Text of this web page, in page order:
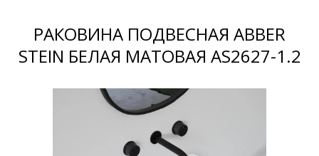
Мебель для ванных комнат
Кухонные мойки
РАКОВИНА ПОДВЕСНАЯ ABBER
STEIN БЕЛАЯ МАТОВАЯ AS2627-1.2